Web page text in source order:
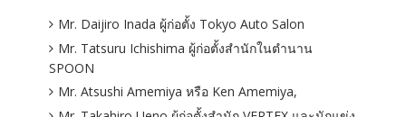
Mr. Daijiro Inada ผู้ก่อตั้ง Tokyo Auto Salon
Mr. Tatsuru Ichishima ผู้ก่อตั้งสำนักในตำนาน
SPOON
Mr. Atsushi Amemiya หรือ Ken Amemiya,